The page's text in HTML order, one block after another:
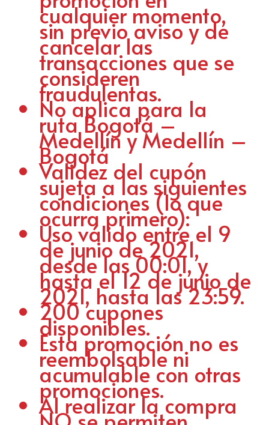
cualquier momento,
sin previo aviso y de
cancelar las
transacciones que se
consideren
fraudulentas.
No aplica para la
ruta Bogotá –
Medellín y Medellín –
Bogotá
Validez del cupón
sujeta a las siguientes
condiciones (lo que
ocurra primero):
Uso válido entre el 9
de junio de 2021,
desde las 00:01, y
hasta el 12 de junio de
2021, hasta las 23:59.
200 cupones
disponibles.
Esta promoción no es
reembolsable ni
acumulable con otras
promociones.
Al realizar la compra